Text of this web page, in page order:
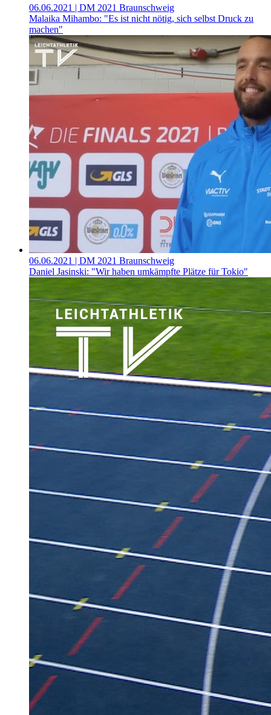
06.06.2021 | DM 2021 Braunschweig
Malaika Mihambo: "Es ist nicht nötig, sich selbst Druck zu
machen"
06.06.2021 | DM 2021 Braunschweig
Daniel Jasinski: "Wir haben umkämpfte Plätze für Tokio"